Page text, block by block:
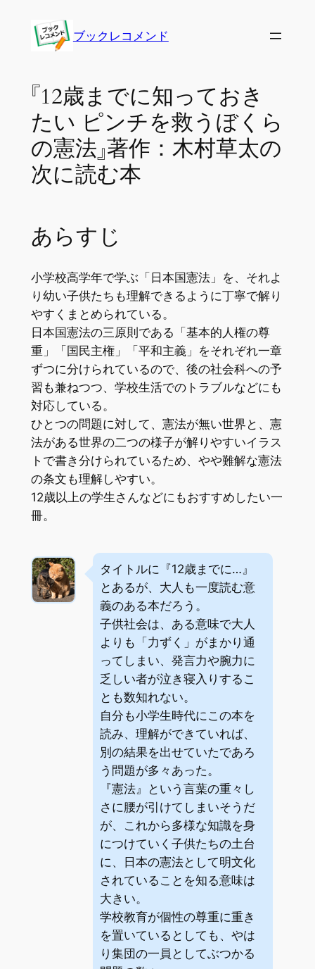
ブックレコメンド
『12歳までに知っておき
たい ピンチを救うぼくら
の憲法』著作：木村草太の
次に読む本
あらすじ
小学校高学年で学ぶ「日本国憲法」を、それよ
り幼い子供たちも理解できるように丁寧で解り
やすくまとめられている。
日本国憲法の三原則である「基本的人権の尊
重」「国民主権」「平和主義」をそれぞれ一章
ずつに分けられているので、後の社会科への予
習も兼ねつつ、学校生活でのトラブルなどにも
対応している。
ひとつの問題に対して、憲法が無い世界と、憲
法がある世界の二つの様子が解りやすいイラス
トで書き分けられているため、やや難解な憲法
の条文も理解しやすい。
12歳以上の学生さんなどにもおすすめしたい一
冊。
タイトルに『12歳までに…』
とあるが、大人も一度読む意
義のある本だろう。
子供社会は、ある意味で大人
よりも「力ずく」がまかり通
ってしまい、発言力や腕力に
乏しい者が泣き寝入りするこ
とも数知れない。
自分も小学生時代にこの本を
読み、理解ができていれば、
別の結果を出せていたであろ
う問題が多々あった。
『憲法』という言葉の重々し
さに腰が引けてしまいそうだ
が、これから多様な知識を身
につけていく子供たちの土台
に、日本の憲法として明文化
されていることを知る意味は
大きい。
学校教育が個性の尊重に重き
を置いているとしても、やは
り集団の一員としてぶつかる